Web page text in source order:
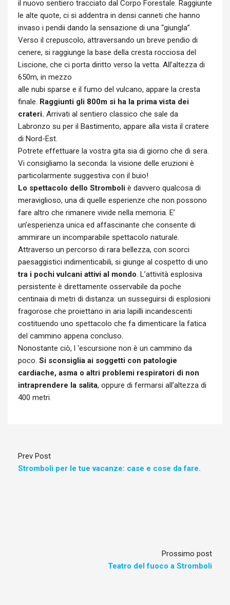
il nuovo sentiero tracciato dal Corpo Forestale. Raggiunte
le alte quote, ci si addentra in densi canneti che hanno
invaso i pendii dando la sensazione di una “giungla”.
Verso il crepuscolo, attraversando un breve pendio di
cenere, si raggiunge la base della cresta rocciosa del
Liscione, che ci porta diritto verso la vetta. All’altezza di
650m, in mezzo
alle nubi sparse e il fumo del vulcano, appare la cresta
finale. Raggiunti gli 800m si ha la prima vista dei
crateri. Arrivati al sentiero classico che sale da
Labronzo su per il Bastimento, appare alla vista il cratere
di Nord-Est.
Potrete effettuare la vostra gita sia di giorno che di sera.
Vi consigliamo la seconda: la visione delle eruzioni è
particolarmente suggestiva con il buio!
Lo spettacolo dello Stromboli è davvero qualcosa di
meraviglioso, una di quelle esperienze che non possono
fare altro che rimanere vivide nella memoria. E’
un’esperienza unica ed affascinante che consente di
ammirare un incomparabile spettacolo naturale.
Attraverso un percorso di rara bellezza, con scorci
paesaggistici indimenticabili, si giunge al cospetto di uno
tra i pochi vulcani attivi al mondo. L’attività esplosiva
persistente è direttamente osservabile da poche
centinaia di metri di distanza: un susseguirsi di esplosioni
fragorose che proiettano in aria lapilli incandescenti
costituendo uno spettacolo che fa dimenticare la fatica
del cammino appena concluso.
Nonostante ciò, l ‘escursione non è un cammino da
poco. Si sconsiglia ai soggetti con patologie
cardiache, asma o altri problemi respiratori di non
intraprendere la salita, oppure di fermarsi all’altezza di
400 metri.
Prev Post
Stromboli per le tue vacanze: case e cose da fare.
Prossimo post
Teatro del fuoco a Stromboli